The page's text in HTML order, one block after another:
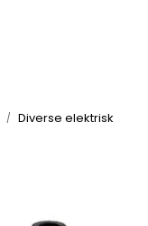
Diverse elektrisk